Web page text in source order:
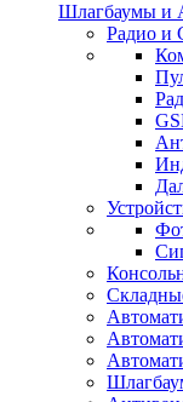
Шлагбаумы и
Радио и